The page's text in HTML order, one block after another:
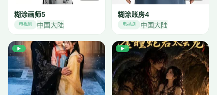
糊涂画师5
电视剧 中国大陆
糊涂账房4
电视剧 中国大陆
▶ ▶